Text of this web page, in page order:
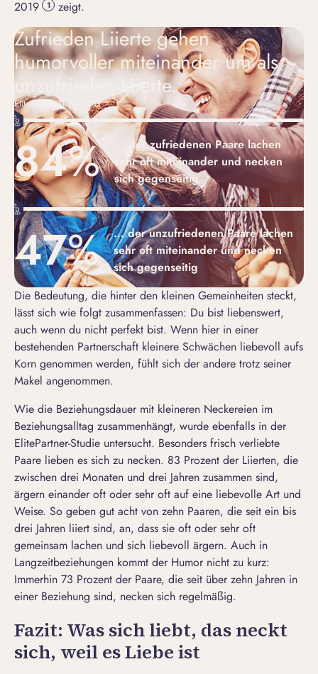
2019 1 zeigt.
Zufrieden Liierte gehen
humorvoller miteinander um als
unzufrieden Liierte.
ElitePartner-Studie 2019
84%
… der zufriedenen Paare lachen
sehr oft miteinander und necken
sich gegenseitig
47%
… der unzufriedenen Paare lachen
sehr oft miteinander und necken
sich gegenseitig
Die Bedeutung, die hinter den kleinen Gemeinheiten steckt,
lässt sich wie folgt zusammenfassen: Du bist liebenswert,
auch wenn du nicht perfekt bist. Wenn hier in einer
bestehenden Partnerschaft kleinere Schwächen liebevoll aufs
Korn genommen werden, fühlt sich der andere trotz seiner
Makel angenommen.
Wie die Beziehungsdauer mit kleineren Neckereien im
Beziehungsalltag zusammenhängt, wurde ebenfalls in der
ElitePartner-Studie untersucht. Besonders frisch verliebte
Paare lieben es sich zu necken. 83 Prozent der Liierten, die
zwischen drei Monaten und drei Jahren zusammen sind,
ärgern einanderoft odersehr oft auf eine liebevolle Art und
Weise. So geben gut acht von zehn Paaren, die seit ein bis
drei Jahren liiert sind, an, dass sie oft odersehr oft
gemeinsam lachen und sich liebevoll ärgern. Auch in
Langzeitbeziehungen kommt der Humor nicht zu kurz:
Immerhin 73 Prozent der Paare, die seit über zehn Jahren in
einer Beziehung sind, necken sich regelmäßig.
Fazit: Was sich liebt, das neckt
sich, weil es Liebe ist